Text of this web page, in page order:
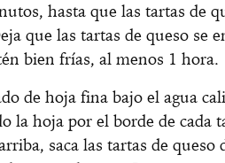
hasta que las tartas de
que las tartas de queso se
bien frías, al menos 1 hora.
de hoja fina bajo el agua
la hoja por el borde de cada
saca las tartas de queso